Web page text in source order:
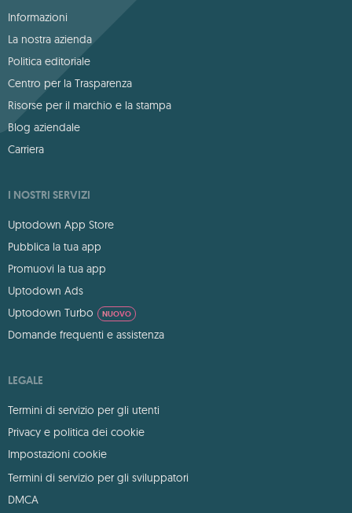
Informazioni
La nostra azienda
Politica editoriale
Centro per la Trasparenza
Risorse per il marchio e la stampa
Blog aziendale
Carriera
I NOSTRI SERVIZI
Uptodown App Store
Pubblica la tua app
Promuovi la tua app
Uptodown Ads
Uptodown Turbo
NUOVO
Domande frequenti e assistenza
LEGALE
Termini di servizio per gli utenti
Privacy e politica dei cookie
Impostazioni cookie
Termini di servizio per gli sviluppatori
DMCA